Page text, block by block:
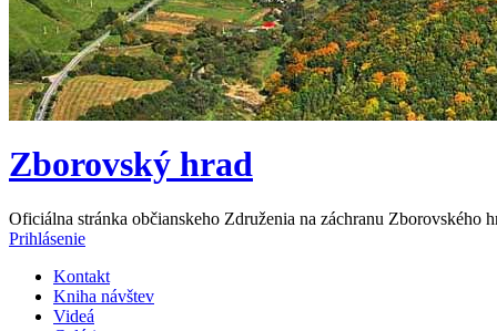
Zborovský hrad
Oficiálna stránka občianskeho Združenia na záchranu Zborovského
Prihlásenie
Kontakt
Kniha návštev
Videá